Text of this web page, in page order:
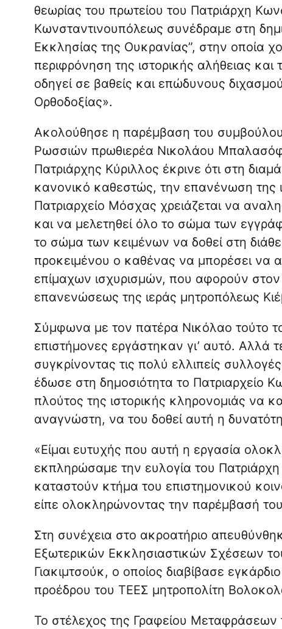
θεωρίας του πρωτείου του Πατριάρχη
Κωνσταντινουπόλεως συνέδραμε στη
Εκκλησίας της Ουκρανίας”, στην οποία
περιφρόνηση της ιστορικής αλήθειας
οδηγεί σε βαθείς και επώδυνους
Ορθοδοξίας».
Ακολούθησε η παρέμβαση του
Ρωσσιών πρωθιερέα Νικολάου
Πατριάρχης Κύριλλος έκρινε ότι στη
κανονικό καθεστώς, την επανένωση της
Πατριαρχείο Μόσχας χρειάζεται να
και να μελετηθεί όλο το σώμα των
το σώμα των κειμένων να δοθεί στη
προκειμένου ο καθένας να μπορέσει να
επίμαχων ισχυρισμών, που αφορούν
επανενώσεως της ιεράς μητροπόλεως
Σύμφωνα με τον πατέρα Νικόλαο τούτο
επιστήμονες εργάστηκαν γι’ αυτό. Αλλά
συγκρίνοντας τις πολύ ελλιπείς
έδωσε στη δημοσιότητα το Πατριαρχείο
πλούτος της ιστορικής κληρονομιάς να
αναγνώστη, να του δοθεί αυτή η
«Είμαι ευτυχής που αυτή η εργασία
εκπληρώσαμε την ευλογία του
καταστούν κτήμα του επιστημονικού
είπε ολοκληρώνοντας την παρέμβασή
Στη συνέχεια στο ακροατήριο
Εξωτερικών Εκκλησιαστικών Σχέσεων
Γιακιμτσούκ, ο οποίος διαβίβασε
προέδρου του ΤΕΕΣ μητροπολίτη
Το στέλεχος της Γραφείου Μεταφράσεων